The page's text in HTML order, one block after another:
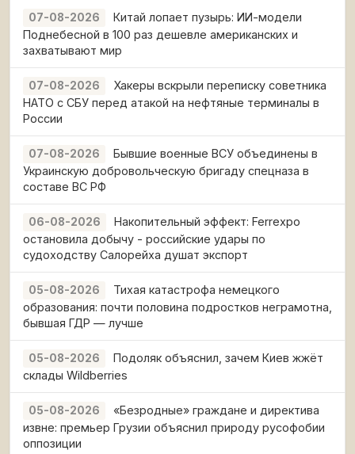
07-08-2026
Китай лопает пузырь: ИИ-модели
Поднебесной в 100 раз дешевле американских и
захватывают мир
07-08-2026
Хакеры вскрыли переписку советника
НАТО с СБУ перед атакой на нефтяные терминалы в
России
07-08-2026
Бывшие военные ВСУ объединены в
Украинскую добровольческую бригаду спецназа в
составе ВС РФ
06-08-2026
Накопительный эффект: Ferrexpo
остановила добычу - российские удары по
судоходству Салорейха душат экспорт
05-08-2026
Тихая катастрофа немецкого
образования: почти половина подростков неграмотна,
бывшая ГДР — лучше
05-08-2026
Подоляк объяснил, зачем Киев жжёт
склады Wildberries
05-08-2026
«Безродные» граждане и директива
извне: премьер Грузии объяснил природу русофобии
оппозиции